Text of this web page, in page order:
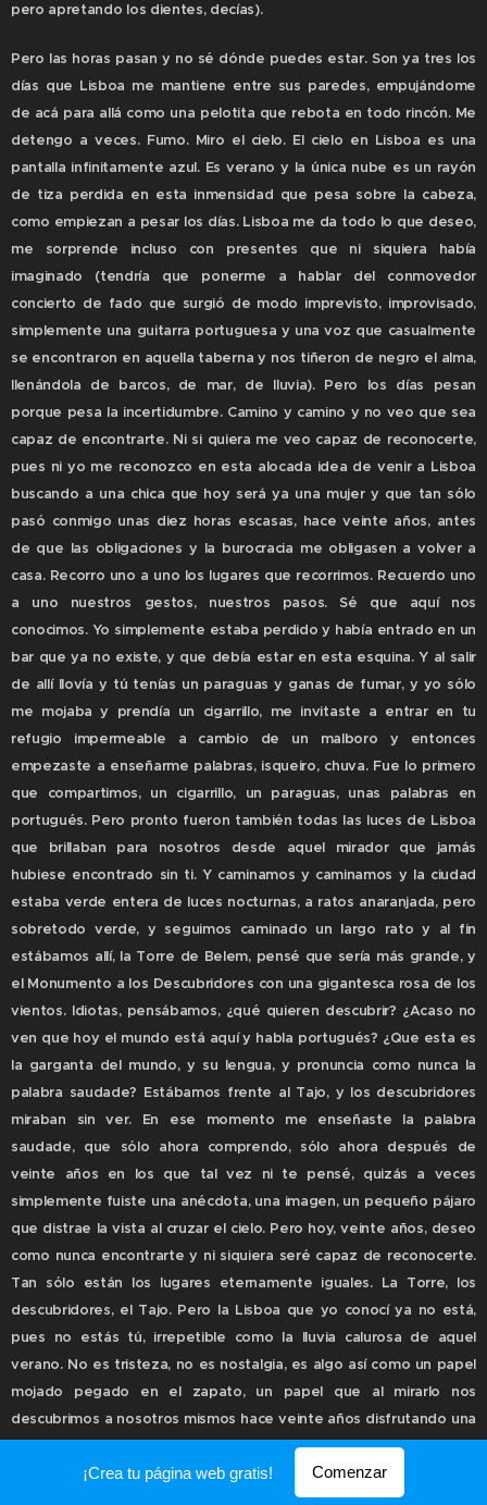
pero apretando los dientes, decías).
Pero las horas pasan y no sé dónde puedes estar. Son ya tres los
días que Lisboa me mantiene entre sus paredes, empujándome
de acá para allá como una pelotita que rebota en todo rincón. Me
detengo a veces. Fumo. Miro el cielo. El cielo en Lisboa es una
pantalla infinitamente azul. Es verano y la única nube es un rayón
de tiza perdida en esta inmensidad que pesa sobre la cabeza,
como empiezan a pesar los días. Lisboa me da todo lo que deseo,
me sorprende incluso con presentes que ni siquiera había
imaginado (tendría que ponerme a hablar del conmovedor
concierto de fado que surgió de modo imprevisto, improvisado,
simplemente una guitarra portuguesa y una voz que casualmente
se encontraron en aquella taberna y nos tiñeron de negro el alma,
llenándola de barcos, de mar, de lluvia). Pero los días pesan
porque pesa la incertidumbre. Camino y camino y no veo que sea
capaz de encontrarte. Ni si quiera me veo capaz de reconocerte,
pues ni yo me reconozco en esta alocada idea de venir a Lisboa
buscando a una chica que hoy será ya una mujer y que tan sólo
pasó conmigo unas diez horas escasas, hace veinte años, antes
de que las obligaciones y la burocracia me obligasen a volver a
casa. Recorro uno a uno los lugares que recorrimos. Recuerdo uno
a uno nuestros gestos, nuestros pasos. Sé que aquí nos
conocimos. Yo simplemente estaba perdido y había entrado en un
bar que ya no existe, y que debía estar en esta esquina. Y al salir
de allí llovía y tú tenías un paraguas y ganas de fumar, y yo sólo
me mojaba y prendía un cigarrillo, me invitaste a entrar en tu
refugio impermeable a cambio de un malboro y entonces
empezaste a enseñarme palabras, isqueiro, chuva. Fue lo primero
que compartimos, un cigarrillo, un paraguas, unas palabras en
portugués. Pero pronto fueron también todas las luces de Lisboa
que brillaban para nosotros desde aquel mirador que jamás
hubiese encontrado sin ti. Y caminamos y caminamos y la ciudad
estaba verde entera de luces nocturnas, a ratos anaranjada, pero
sobretodo verde, y seguimos caminado un largo rato y al fin
estábamos allí, la Torre de Belem, pensé que sería más grande, y
el Monumento a los Descubridores con una gigantesca rosa de los
vientos. Idiotas, pensábamos, ¿qué quieren descubrir? ¿Acaso no
ven que hoy el mundo está aquí y habla portugués? ¿Que esta es
la garganta del mundo, y su lengua, y pronuncia como nunca la
palabra saudade? Estábamos frente al Tajo, y los descubridores
miraban sin ver. En ese momento me enseñaste la palabra
saudade, que sólo ahora comprendo, sólo ahora después de
veinte años en los que tal vez ni te pensé, quizás a veces
simplemente fuiste una anécdota, una imagen, un pequeño pájaro
que distrae la vista al cruzar el cielo. Pero hoy, veinte años, deseo
como nunca encontrarte y ni siquiera seré capaz de reconocerte.
Tan sólo están los lugares eternamente iguales. La Torre, los
descubridores, el Tajo. Pero la Lisboa que yo conocí ya no está,
pues no estás tú, irrepetible como la lluvia calurosa de aquel
verano. No es tristeza, no es nostalgia, es algo así como un papel
mojado pegado en el zapato, un papel que al mirarlo nos
descubrimos a nosotros mismos hace veinte años disfrutando una
felicidad hoy tan desteñida y mojada como ese propio papel. Es
¡Crea tu página web gratis! Comenzar